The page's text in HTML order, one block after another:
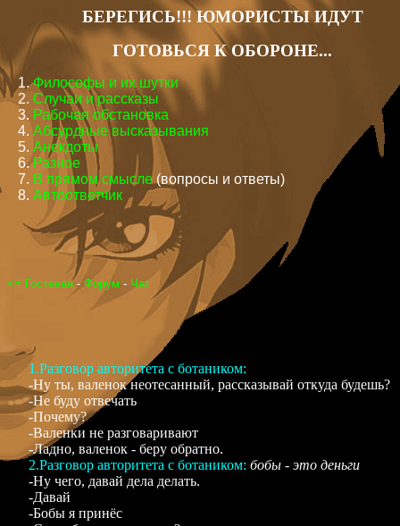
БЕРЕГИСЬ!!! ЮМОРИСТЫ ИДУТ
ГОТОВЬСЯ К ОБОРОНЕ...
1.Философы и их шутки
2. Cлучаи и рассказы
3. Рабочая обстановка
4. Абсурдные высказывания
5. Анекдоты
6.Разное
7. В прямом смысле (вопросы и ответы)
8. Автоответчик
<= Гостевая-Форум - Чат
1.Разговор авторитета с ботаником:
-Ну ты, валенок неотесанный, рассказывай откуда будешь?
-Не буду отвечать
-Почему?
-Валенки не разговаривают
-Ладно, валенок - беру обратно.
2.Разговор авторитета с ботаником: бобы - это деньги
-Ну чего, давай дела делать.
-Давай
-Бобы я принёс